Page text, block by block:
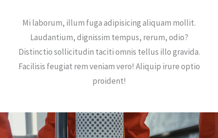
Mi laborum, illum fuga adipisicing aliquam mollit.
Laudantium, dignissim tempus, rerum, odio?
Distinctio sollicitudin taciti omnis tellus illo gravida.
Facilisis feugiat rem veniam vero! Aliquip irure optio
proident!